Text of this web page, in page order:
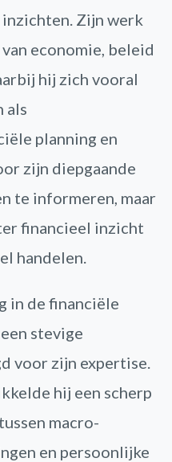
Zijn werk
economie, beleid
hij zich vooral
als
planning en
zijn diepgaande
te informeren, maar
financieel inzicht
handelen.
in de financiële
stevige
voor zijn expertise.
hij een scherp
macro-
en persoonlijke